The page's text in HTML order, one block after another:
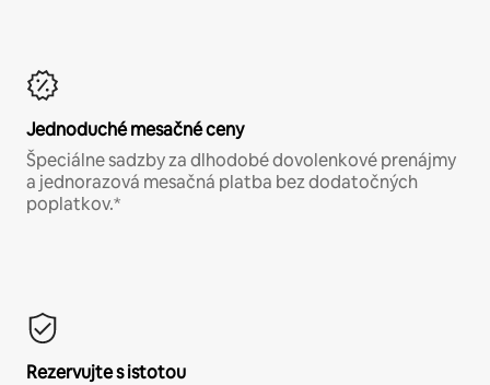
Jednoduché mesačné ceny
Špeciálne sadzby za dlhodobé dovolenkové prenájmy
a jednorazová mesačná platba bez dodatočných
poplatkov.*
Rezervujte s istotou